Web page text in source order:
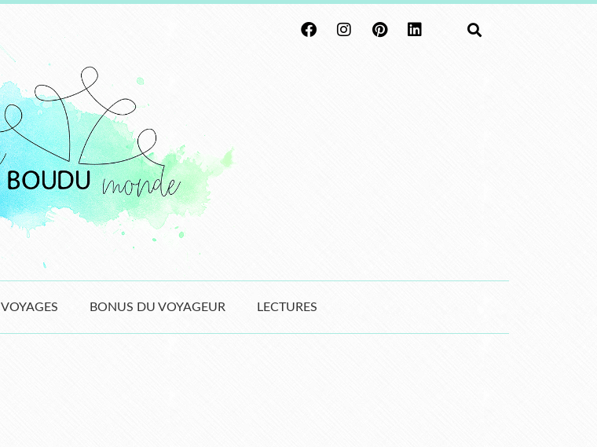
VOYAGES BONUS DU VOYAGEUR LECTURES